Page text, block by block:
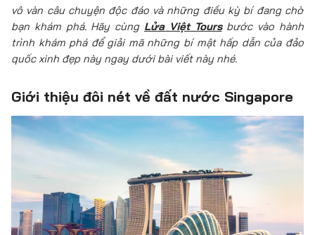
vô vàn câu chuyện độc đáo và những điều kỳ bí đang chờ
bạn khám phá. Hãy cùng Lửa Việt Toursbước vào hành
trình khám phá để giải mã những bí mật hấp dẫn của đảo
quốc xinh đẹp này ngay dưới bài viết này nhé.
Giới thiệu đôi nét về đất nước Singapore